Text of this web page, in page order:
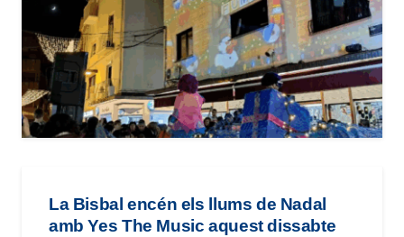
La Bisbal encén els llums de Nadal
amb Yes The Music aquest dissabte